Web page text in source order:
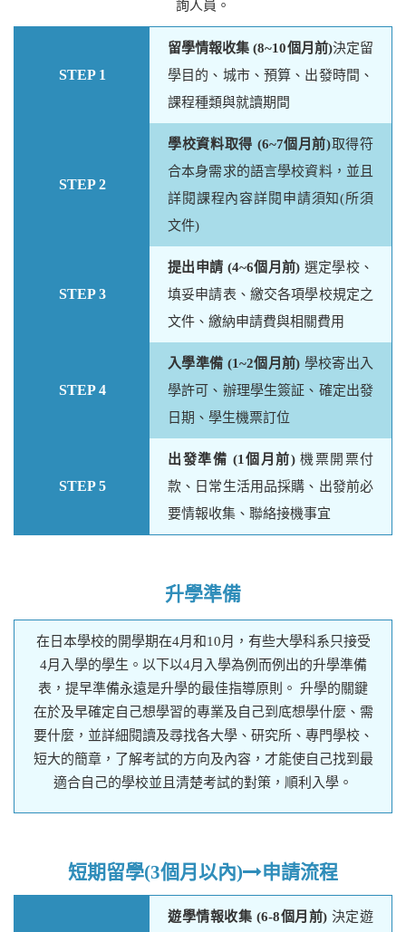
詢人員。
STEP 1
留學情報收集 (8~10個月前)決定留
學目的、城市、預算、出發時間、
課程種類與就讀期間
STEP 2
學校資料取得 (6~7個月前)取得符
合本身需求的語言學校資料，並且
詳閱課程內容詳閱申請須知(所須
文件)
STEP 3
提出申請 (4~6個月前) 選定學校、
填妥申請表、繳交各項學校規定之
文件、繳納申請費與相關費用
STEP 4
入學準備 (1~2個月前) 學校寄出入
學許可、辦理學生簽証、確定出發
日期、學生機票訂位
STEP 5
出發準備 (1個月前)機票開票付
款、日常生活用品採購、出發前必
要情報收集、聯絡接機事宜
升學準備
在日本學校的開學期在4月和10月，有些大學科系只接受
4月入學的學生。以下以4月入學為例而例出的升學準備
表，提早準備永遠是升學的最佳指導原則。 升學的關鍵
在於及早確定自己想學習的專業及自己到底想學什麼、需
要什麼，並詳細閱讀及尋找各大學、研究所、專門學校、
短大的簡章，了解考試的方向及內容，才能使自己找到最
適合自己的學校並且清楚考試的對策，順利入學。
短期留學(3個月以內) 申請流程
遊學情報收集 (6-8個月前) 決定遊